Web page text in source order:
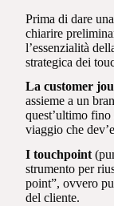
Prima di dare
chiarire
l’essenzialità
strategica dei
La customer
assieme a un
quest’ultimo fino
viaggio che
I touchpoint
strumento per
point”, ovvero
del cliente.